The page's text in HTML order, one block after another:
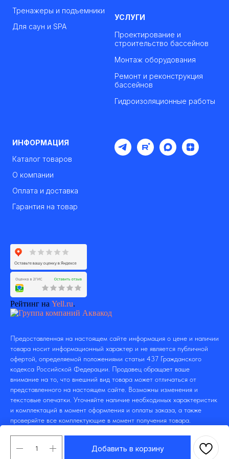
Добавить в корзину
Тренажеры и подъемники
Для саун и SPA
УСЛУГИ
Проектирование и
строительство бассейнов
Монтаж оборудования
Ремонт и реконструкция
бассейнов
Гидроизоляционные работы
ИНФОРМАЦИЯ
Каталог товаров
О компании
Оплата и доставка
Гарантия на товар
Рейтинг на Yell.ru.
Предоставленная на настоящем сайте информация о цене и наличии
товара носит информационный характер и не является публичной
офертой, определяемой положениями статьи 437 Гражданского
кодекса Российской Федерации. Продавец обращает ваше
внимание на то, что внешний вид товара может отличаться от
представленного на настоящем сайте. Возможны изменения и
текстовые опечатки. Уточняйте наличие необходимых характеристик
и комплектаций в момент оформления и оплаты заказа, а также
проверяйте все комплектующие в момент получения товара.